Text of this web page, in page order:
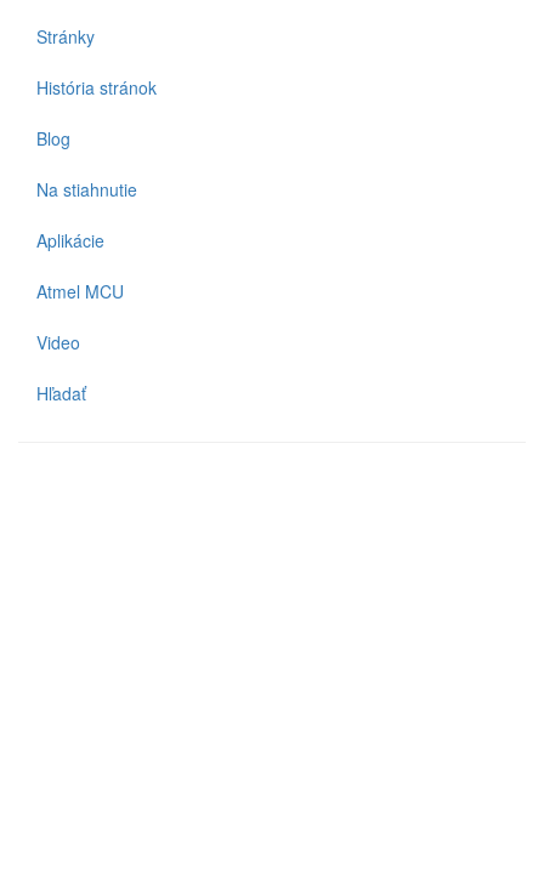
Stránky
História stránok
Blog
Na stiahnutie
Aplikácie
Atmel MCU
Video
Hľadať